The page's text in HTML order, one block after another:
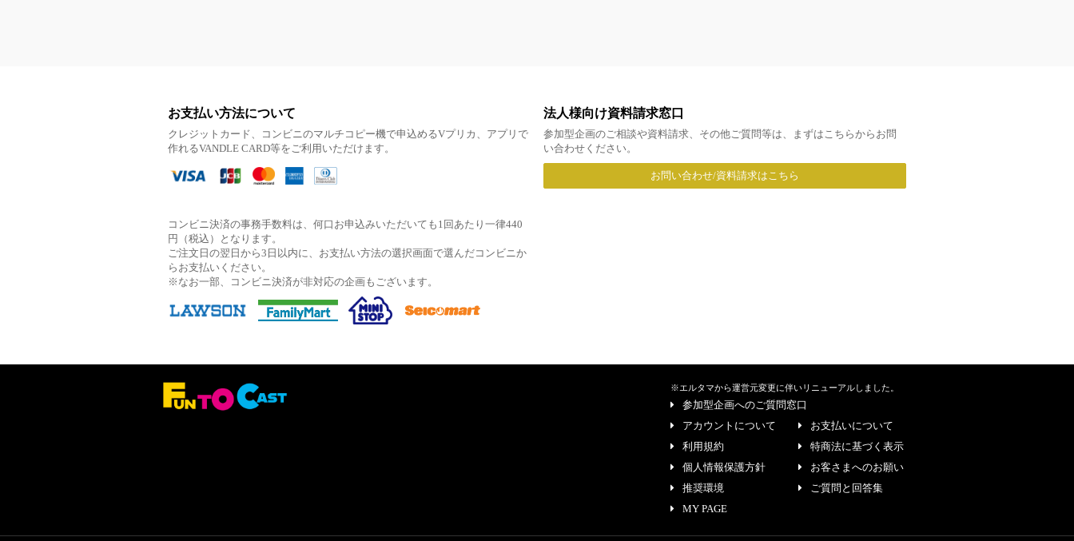
お支払い方法について
クレジットカード、コンビニのマルチコピー機で申込めるVプリカ、アプリで
作れるVANDLE CARD等をご利用いただけます。
コンビニ決済の事務手数料は、何口お申込みいただいても1回あたり一律440
円（税込）となります。
ご注文日の翌日から3日以内に、お支払い方法の選択画面で選んだコンビニか
らお支払いください。
※なお一部、コンビニ決済が非対応の企画もございます。
法人様向け資料請求窓口
参加型企画のご相談や資料請求、その他ご質問等は、まずはこちらからお問
い合わせください。
お問い合わせ/資料請求はこちら
※エルタマから運営元変更に伴いリニューアルしました。
参加型企画へのご質問窓口
アカウントについて
お支払いについて
利用規約
特商法に基づく表示
個人情報保護方針
お客さまへのお願い
推奨環境
ご質問と回答集
MY PAGE